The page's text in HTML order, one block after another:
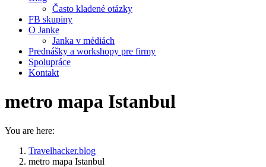
Často kladené otázky
FB skupiny
O Janke
Janka v médiách
Prednášky a workshopy pre firmy
Spolupráce
Kontakt
metro mapa Istanbul
You are here:
Travelhacker.blog
metro mapa Istanbul